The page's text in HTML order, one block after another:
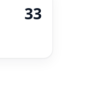
33